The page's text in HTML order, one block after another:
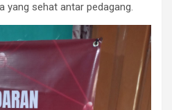
yang sehat antar pedagang.